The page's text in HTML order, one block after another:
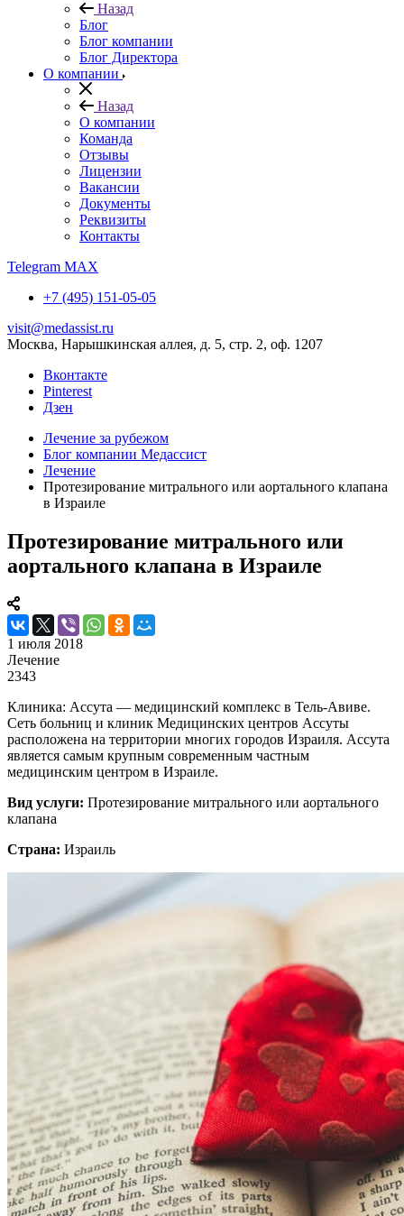
Назад
Блог
Блог компании
Блог Директора
О компании
Назад
О компании
Команда
Отзывы
Лицензии
Вакансии
Документы
Реквизиты
Контакты
Telegram MAX
+7 (495) 151-05-05
visit@medassist.ru
Москва, Нарышкинская аллея, д. 5, стр. 2, оф. 1207
Вконтакте
Pinterest
Дзен
Лечение за рубежом
Блог компании Медассист
Лечение
Протезирование митрального или аортального клапана
в Израиле
Протезирование митрального или
аортального клапана в Израиле
1 июля 2018
Лечение
2343
Клиника: Ассута — медицинский комплекс в Тель-Авиве.
Сеть больниц и клиник Медицинских центров Ассуты
расположена на территории многих городов Израиля. Ассута
является самым крупным современным частным
медицинским центром в Израиле.
Вид услуги: Протезирование митрального или аортального
клапана
Страна: Израиль